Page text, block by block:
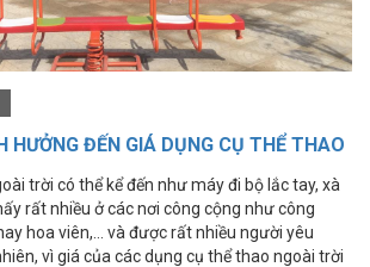
HƯỞNG ĐẾN GIÁ DỤNG CỤ THỂ THAO
trời có thể kể đến như máy đi bộ lắc tay, xà
rất nhiều ở các nơi công cộng như công
hoa viên,... và được rất nhiều người yêu
vì giá của các dụng cụ thể thao ngoài trời